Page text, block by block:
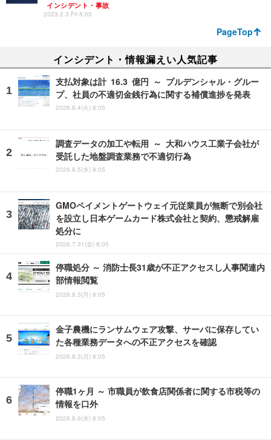
インシデント・事故
2023.2.3 Fri 8:05
PageTop
インシデント・情報漏えい人気記事
支払対象は計 16.3 億円 ～ プルデンシャル・グルー
プ、社員の不適切金銭行為に関する補償進捗を発表
2026.8.4(火) 8:05
調査データの加工や転用 ～ 大和ハウス工業子会社が
受託した地盤調査業務で不適切行為
2026.8.5(水) 8:05
GMOペイメントゲートウェイ元従業員が無断で別会社
を設立し日本ゲームカード株式会社と契約、懲戒解雇
処分に
2026.7.31(金) 8:05
停職処分 ～ 消防士長31歳が不正アクセスし人事関連内
部情報閲覧
2026.8.3(月) 8:05
金子農機にランサムウェア攻撃、サーバに保存してい
た各種業務データへの不正アクセスを確認
2026.8.3(月) 8:05
停職1ヶ月 ～ 市職員が飲食店関係者に関する市税等の
情報を口外
2026.8.6(木) 8:05